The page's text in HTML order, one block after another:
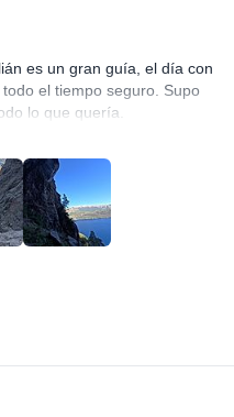
es un gran guía, el día con
el tiempo seguro. Supo
lo que quería.